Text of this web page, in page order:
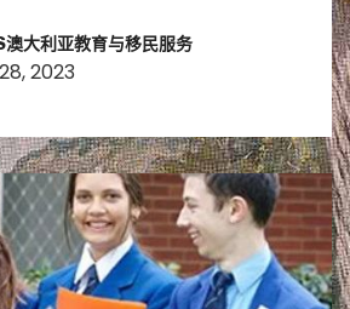
澳大利亚教育与移民服务
2023